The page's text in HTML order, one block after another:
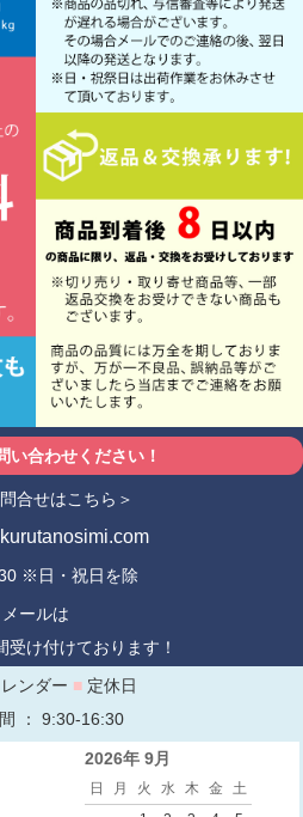
い合わせください！
合せはこちら＞
※日・祝日を除
メールは
受け付けております！
ンダー ■ 定休日
： 9:30-16:30
2026年 9月
日 月 火 水 木 金
土